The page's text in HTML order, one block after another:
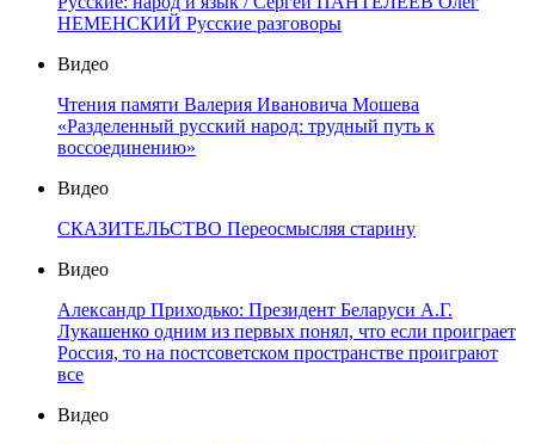
НЕМЕНСКИЙ Русские разговоры
Видео
Чтения памяти Валерия Ивановича Мошева
«Разделенный русский народ: трудный путь к
воссоединению»
Видео
СКАЗИТЕЛЬСТВО Переосмысляя старину
Видео
Александр Приходько: Президент Беларуси А.Г.
Лукашенко одним из первых понял, что если проиграет
Россия, то на постсоветском пространстве проиграют
все
Видео